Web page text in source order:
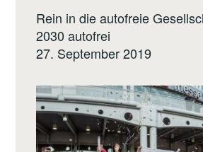
Rein in die autofreie
2030 autofrei
27. September 2019